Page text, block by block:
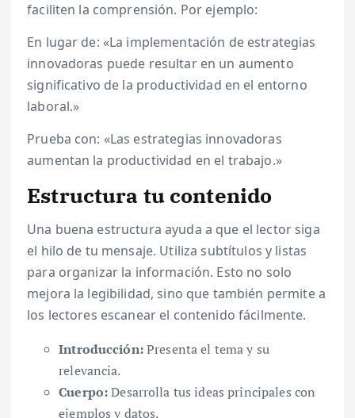
faciliten la comprensión. Por ejemplo:
En lugar de: «La implementación de estrategias
innovadoras puede resultar en un aumento
significativo de la productividad en el entorno
laboral.»
Prueba con: «Las estrategias innovadoras
aumentan la productividad en el trabajo.»
Estructura tu contenido
Una buena estructura ayuda a que el lector siga
el hilo de tu mensaje. Utiliza subtítulos y listas
para organizar la información. Esto no solo
mejora la legibilidad, sino que también permite a
los lectores escanear el contenido fácilmente.
Introducción:Presenta el tema y su
relevancia.
Cuerpo:Desarrolla tus ideas principales con
ejemplos y datos.